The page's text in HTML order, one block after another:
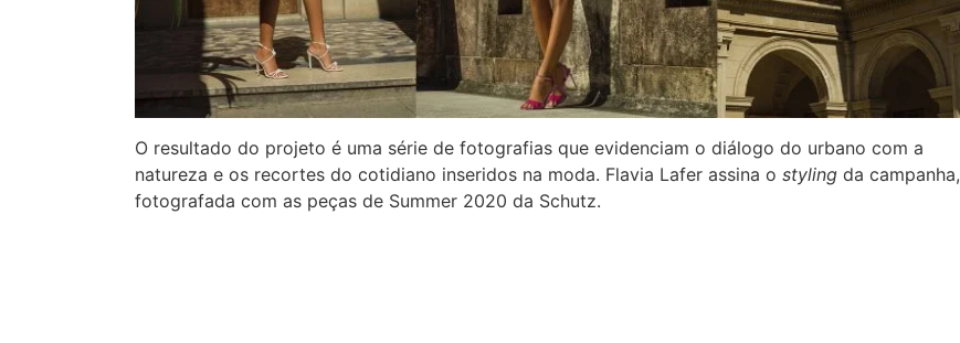
O resultado do projeto é uma série de fotografias que evidenciam o diálogo do urbano com a
natureza e os recortes do cotidiano inseridos na moda. Flavia Lafer assina o styling da campanha,
fotografada com as peças de Summer 2020 da Schutz.